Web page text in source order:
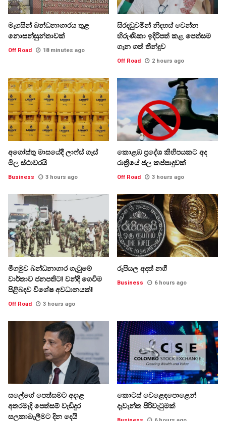
මැගසින් බන්ධනාගාරය තුළ
නොසන්සුන්තාවක්
Off Road 18 minutes ago
සිරදඬුවමින් නිදහස් වෙන්න
හිරුණිකා ඉදිරිපත් කළ පෙත්සම
ගැන ගත් තීන්දුව
Off Road 2 hours ago
අගෝස්තු මාසයේදී ලාෆ්ස් ගෑස්
මිල ස්ථාවරයි
Business 3 hours ago
කොළඹ ප්‍රදේශ කිහිපයකට අද
රාත්‍රියේ ජල කප්පාදුවක්
Off Road 3 hours ago
මීගමුව බන්ධනාගාර ගැටුමේ
වාර්තාව ජනපතිට! වන්දි ගෙවීම
පිළිබඳව විශේෂ අවධානයක්!
Off Road 3 hours ago
රුපියල අදත් නගී
Business 6 hours ago
සලේගේ පෙත්සමට අදාළ
අතරමැදි පෙත්සම් වැඩිදුර
සලකාබැලීමට දින දෙයි
කොටස් වෙළෙඳපොළෙන්
දැවැන්ත පිරිවැටුමක්